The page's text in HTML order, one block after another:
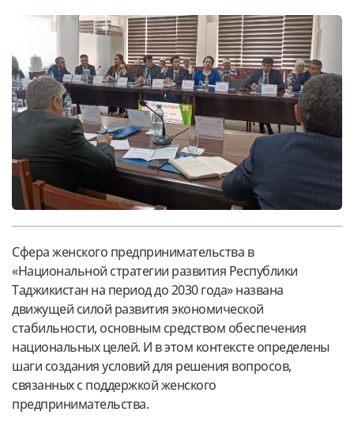
Сфера женского предпринимательства в
«Национальной стратегии развития Республики
Таджикистан на период до 2030 года» названа
движущей силой развития экономической
стабильности, основным средством обеспечения
национальных целей. И в этом контексте определены
шаги создания условий для решения вопросов,
связанных с поддержкой женского
предпринимательства.